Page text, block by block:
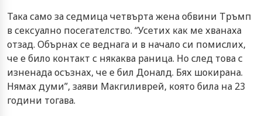
Така само за седмица четвърта жена обвини Тръмп
в сексуално посегателство. “Усетих как ме хванаха
отзад. Обърнах се веднага и в начало си помислих,
че е било контакт с някаква раница. Но след това с
изненада осъзнах, че е бил Доналд. Бях шокирана.
Нямах думи”, заяви Макгиливрей, която била на 23
години тогава.